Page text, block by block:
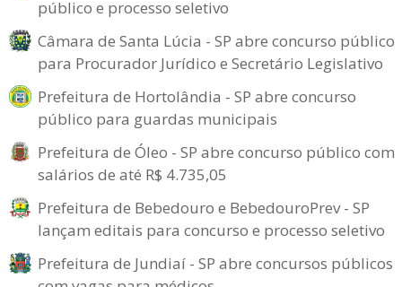
público e processo seletivo
Câmara de Santa Lúcia - SP abre concurso público
para Procurador Jurídico e Secretário Legislativo
Prefeitura de Hortolândia - SP abre concurso
público para guardas municipais
Prefeitura de Óleo - SP abre concurso público com
salários de até R$ 4.735,05
Prefeitura de Bebedouro e BebedouroPrev - SP
lançam editais para concurso e processo seletivo
Prefeitura de Jundiaí - SP abre concursos públicos